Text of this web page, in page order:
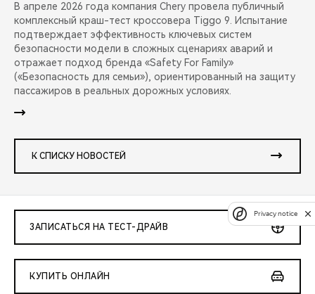
В апреле 2026 года компания Chery провела публичный
комплексный краш-тест кроссовера Tiggo 9. Испытание
подтверждает эффективность ключевых систем
безопасности модели в сложных сценариях аварий и
отражает подход бренда «Safety For Family»
(«Безопасность для семьи»), ориентированный на защиту
пассажиров в реальных дорожных условиях.
К СПИСКУ НОВОСТЕЙ
ЗАПИСАТЬСЯ НА ТЕСТ-ДРАЙВ
КУПИТЬ ОНЛАЙН
Privacy notice